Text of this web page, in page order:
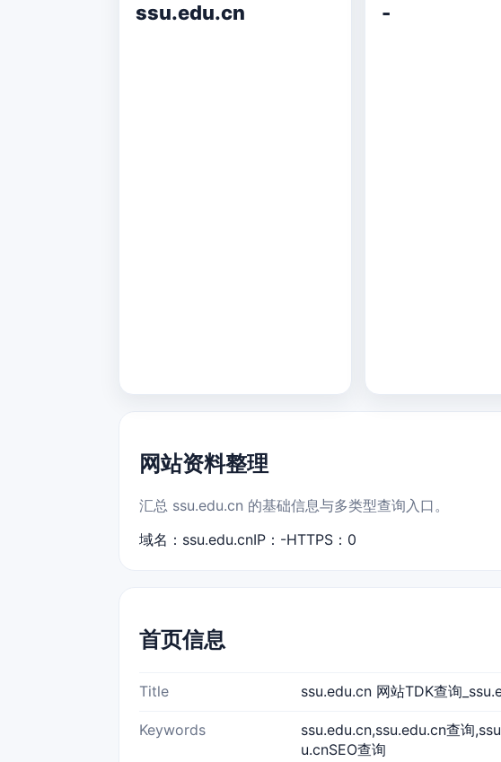
ssu.edu.cn -
网站资料整理
汇总 ssu.edu.cn 的基础信息与多类型查询入口。
域名：ssu.edu.cnIP：-HTTPS：0
首页信息
Title ssu.edu.cn 网站TDK查询
Keywords
ssu.edu.cn,ssu.edu.cn查询
u.cnSEO查询